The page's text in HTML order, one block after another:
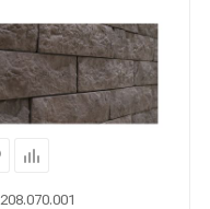
208.070.001